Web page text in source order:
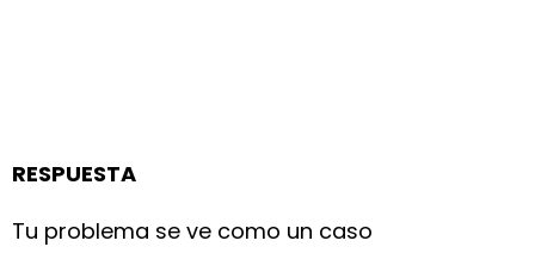
RESPUESTA
Tu problema se ve como un caso